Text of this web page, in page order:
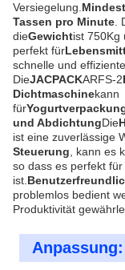
Versiegelung.
Tassen pro Minute .
dieGewichtist 750Kg
perfekt für
schnelle und
DieJACPACKARFS-2
Dichtmaschinekann
für
und AbdichtungDie
ist eine zuverlässige
Steuerung , kann es
so dass es perfekt
ist.
problemlos bedient
Produktivität
Anpassung: